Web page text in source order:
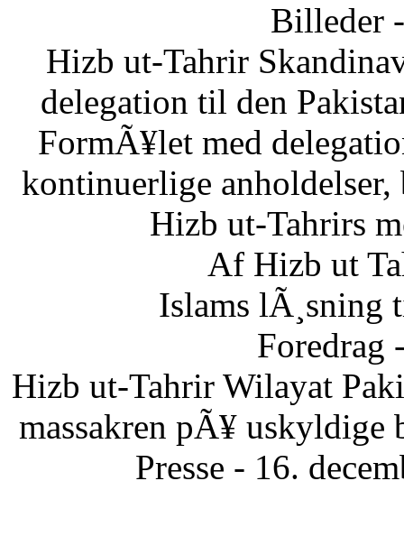
Billeder
Hizb ut-Tahrir
delegation til den
FormÃ¥let med
kontinuerlige
Hizb ut-Tahrirs
Af Hizb ut
Islams lÃ¸sning
Foredrag
Hizb ut-Tahrir Wilayat
massakren pÃ¥ uskyldige
Presse - 16.